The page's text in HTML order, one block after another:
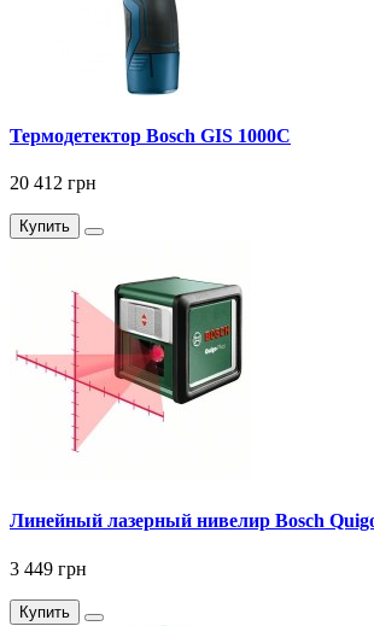
Термодетектор Bosch GIS 1000C
20 412 грн
Купить
Линейный лазерный нивелир Bosch
3 449 грн
Купить